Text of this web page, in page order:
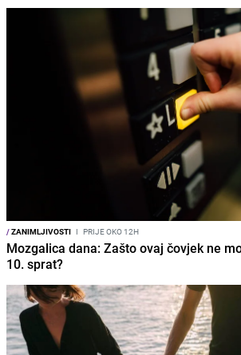
/ZANIMLJIVOSTI I PRIJE OKO 12H
Mozgalica dana: Zašto ovaj čovjek ne
10. sprat?